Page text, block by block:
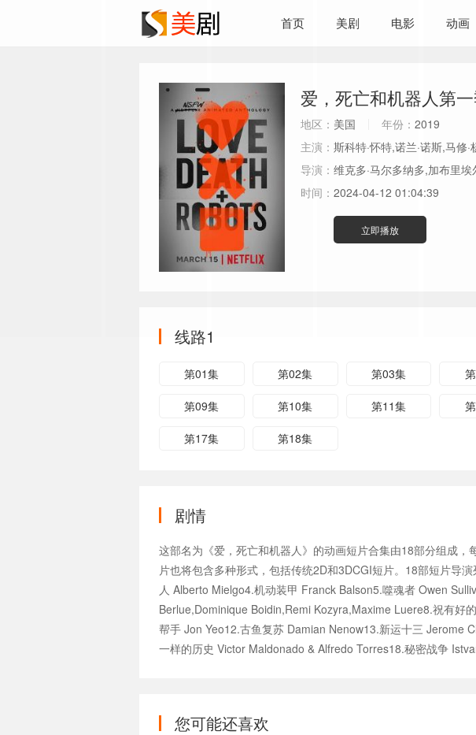
首页 美剧 电影 动画
爱，死亡和机器人第
地区： 美国 年份： 2019
主演： 斯科特·怀特,诺兰·诺斯,马修·
导演： 维克多·马尔多纳多,加布里
时间： 2024-04-12 01:04:39
立即播放
线路1
第01集 第02集 第03集
第09集 第10集 第11集
第17集 第18集
剧情
这部名为《爱，死亡和机器人》的动画短片合集由18部分组成
片也将包含多种形式，包括传统2D和3DCGI短片。18部短片导
人 Alberto Mielgo4.机动装甲 Franck Balson5.噬魂者 Owen
Berlue,Dominique Boidin,Remi Kozyra,Maxime Luere8.祝有好
帮手 Jon Yeo12.古鱼复苏 Damian Nenow13.新运十三 Jerome
一样的历史 Victor Maldonado & Alfredo Torres18.秘密战争
您可能还喜欢